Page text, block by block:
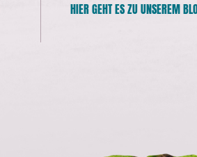
HIER GEHT ES ZU UNSEREM